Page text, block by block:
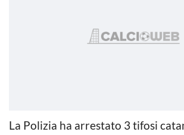
La Polizia ha arrestato 3 tifosi